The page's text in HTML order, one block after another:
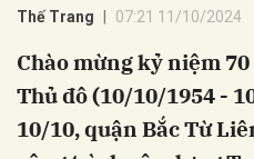
Thế Trang 07:21 11/10/2024
Chào mừng kỷ niệm
Thủ đô (10/10/1954 -
10/10, quận Bắc Từ